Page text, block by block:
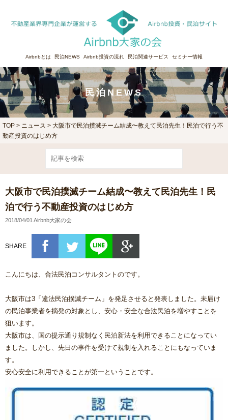
Airbnbとは 民泊NEWS Airbnb投資の流れ 民泊関連サービス セミナー情報
民泊NEWS
TOP > ニュース > 大阪市で民泊撲滅チーム結成〜教えて民泊先生！民泊で行う不
動産投資のはじめ方
大阪市で民泊撲滅チーム結成〜教えて民泊先生！民
泊で行う不動産投資のはじめ方
2018/04/01 Airbnb大家の会
SHARE
こんにちは、合法民泊コンサルタントのです。
大阪市は3「違法民泊撲滅チーム」を発足させると発表しました。未届け
の民泊事業者を摘発の対象とし、安心・安全な合法民泊を増やすことを
狙います。
大阪市は、国の提示通り規制なく民泊新法を利用できることになってい
ました。しかし、先日の事件を受けて規制を入れることにもなっていま
す。
安心安全に利用できることが第一ということです。